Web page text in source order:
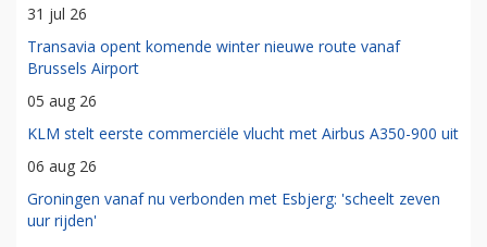
31 jul 26
Transavia opent komende winter nieuwe route vanaf
Brussels Airport
05 aug 26
KLM stelt eerste commerciële vlucht met Airbus A350-900 uit
06 aug 26
Groningen vanaf nu verbonden met Esbjerg: 'scheelt zeven
uur rijden'